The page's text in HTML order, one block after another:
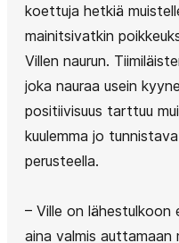
koettuja hetkiä
mainitsivatkin
Villen naurun.
joka nauraa usein
positiivisuus tarttuu
kuulemma jo
perusteella.
– Ville on lähestulkoon
aina valmis auttamaan